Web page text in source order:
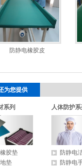
防静电橡胶皮
为您提供
系列
胶垫
垫
人体防护系
防静电
防静电